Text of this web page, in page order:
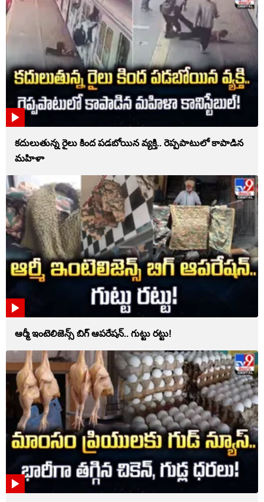
కదులుతున్న రైలు కింద పడబోయిన వ్యక్తి.. రెప్పపాటులో కాపాడిన
మహిళా
ఆర్మీ ఇంటెలిజెన్స్ బిగ్ ఆపరేషన్.. గుట్టు రట్టు!